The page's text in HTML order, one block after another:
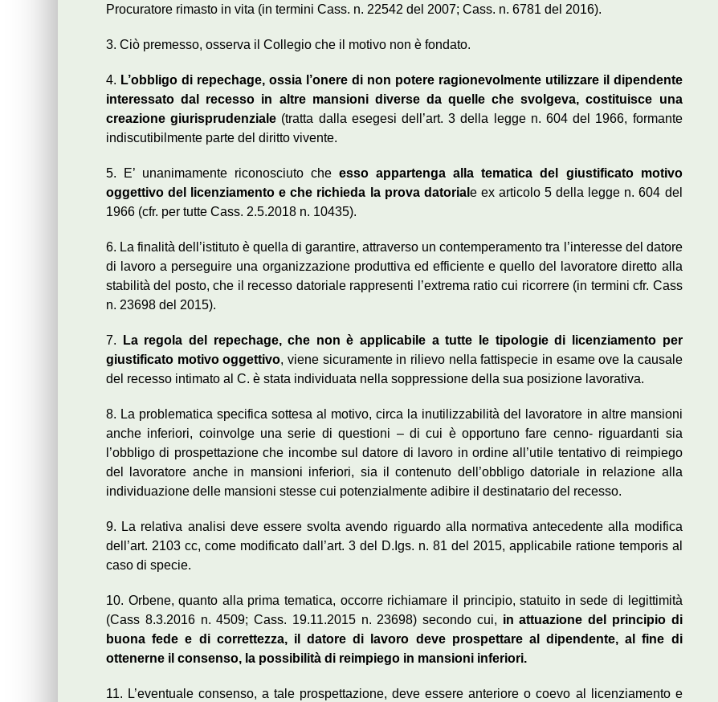
Procuratore rimasto in vita (in termini Cass. n. 22542 del 2007; Cass. n. 6781 del 2016).
3. Ciò premesso, osserva il Collegio che il motivo non è fondato.
4. L’obbligo di repechage, ossia l’onere di non potere ragionevolmente utilizzare il dipendente
interessato dal recesso in altre mansioni diverse da quelle che svolgeva, costituisce una
creazione giurisprudenziale (tratta dalla esegesi dell’art. 3 della legge n. 604 del 1966, formante
indiscutibilmente parte del diritto vivente.
5. E’ unanimamente riconosciuto cheesso appartenga alla tematica del giustificato motivo
oggettivo del licenziamento e che richieda la prova datorial e ex articolo 5 della legge n. 604 del
1966 (cfr. per tutte Cass. 2.5.2018 n. 10435).
6. La finalità dell’istituto è quella di garantire, attraverso un contemperamento tra l’interesse del datore
di lavoro a perseguire una organizzazione produttiva ed efficiente e quello del lavoratore diretto alla
stabilità del posto, che il recesso datoriale rappresenti l’extrema ratio cui ricorrere (in termini cfr. Cass
n. 23698 del 2015).
7.
La regola del repechage, che non è applicabile a tutte le tipologie di licenziamento per
giustificato motivo oggettivo, viene sicuramente in rilievo nella fattispecie in esame ove la causale
del recesso intimato al C. è stata individuata nella soppressione della sua posizione lavorativa.
8. La problematica specifica sottesa al motivo, circa la inutilizzabilità del lavoratore in altre mansioni
anche inferiori, coinvolge una serie di questioni – di cui è opportuno fare cenno- riguardanti sia
l’obbligo di prospettazione che incombe sul datore di lavoro in ordine all’utile tentativo di reimpiego
del lavoratore anche in mansioni inferiori, sia il contenuto dell’obbligo datoriale in relazione alla
individuazione delle mansioni stesse cui potenzialmente adibire il destinatario del recesso.
9. La relativa analisi deve essere svolta avendo riguardo alla normativa antecedente alla modifica
dell’art. 2103 cc, come modificato dall’art. 3 del D.Igs. n. 81 del 2015, applicabile ratione temporis al
caso di specie.
10. Orbene, quanto alla prima tematica, occorre richiamare il principio, statuito in sede di legittimità
(Cass 8.3.2016 n. 4509; Cass. 19.11.2015 n. 23698) secondo cui, in attuazione del principio di
buona fede e di correttezza, il datore di lavoro deve prospettare al dipendente, al fine di
ottenerne il consenso, la possibilità di reimpiego in mansioni inferiori.
11. L’eventuale consenso, a tale prospettazione, deve essere anteriore o coevo al licenziamento e